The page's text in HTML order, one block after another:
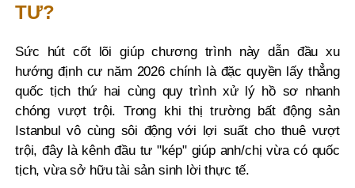
TƯ?
Sức hút cốt lõi giúp chương trình này dẫn đầu xu
hướng định cư năm 2026 chính là đặc quyền lấy thẳng
quốc tịch thứ hai cùng quy trình xử lý hồ sơ nhanh
chóng vượt trội. Trong khi thị trường bất động sản
Istanbul vô cùng sôi động với lợi suất cho thuê vượt
trội, đây là kênh đầu tư "kép" giúp anh/chị vừa có quốc
tịch, vừa sở hữu tài sản sinh lời thực tế.